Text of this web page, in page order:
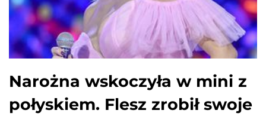
Narożna wskoczyła w mini z
połyskiem. Flesz zrobił swoje